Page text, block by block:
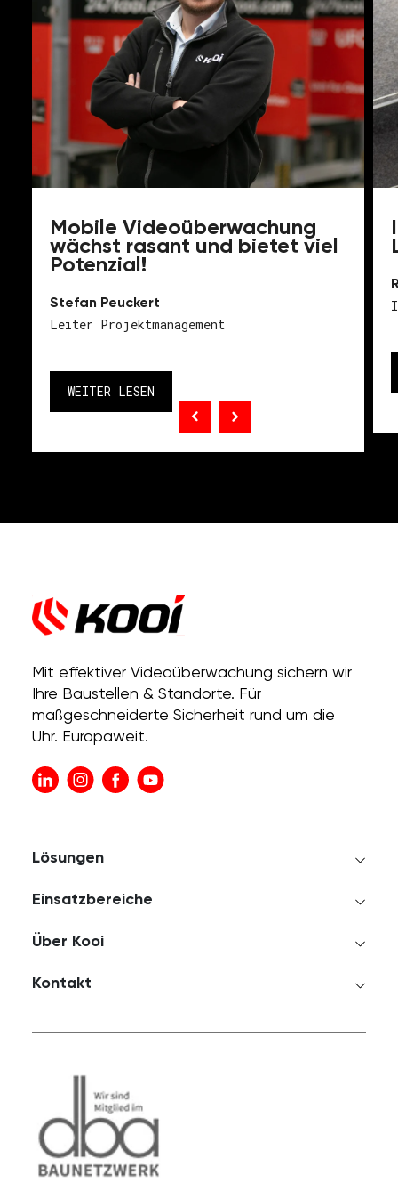
Mobile Videoüberwachung
wächst rasant und bietet viel
Potenzial!
Stefan Peuckert
Leiter Projektmanagement
WEITER LESEN
Mit effektiver Videoüberwachung sichern wir
Ihre Baustellen & Standorte. Für
maßgeschneiderte Sicherheit rund um die
Uhr. Europaweit.
Lösungen
Einsatzbereiche
Über Kooi
Kontakt